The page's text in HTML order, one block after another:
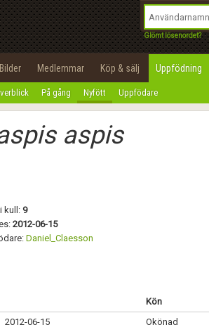
Glömt lösenordet?
Bilder Medlemmar Köp & sälj Uppfödning
På gång Nyfött Uppfödare
aspis
kull:9
2012-06-15
Daniel_Claesson
Kön
2012-06-15
Okönad
Utför
100%
OK
Tillbaka till förstasidan